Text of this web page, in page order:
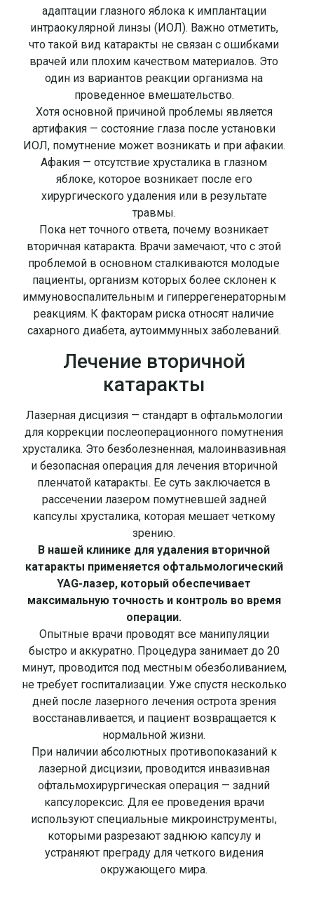
адаптации глазного яблока к имплантации
интраокулярной линзы (ИОЛ). Важно отметить,
что такой вид катаракты не связан с ошибками
врачей или плохим качеством материалов. Это
один из вариантов реакции организма на
проведенное вмешательство.
Хотя основной причиной проблемы является
артифакия — состояние глаза после установки
ИОЛ, помутнение может возникать и при афакии.
Афакия — отсутствие хрусталика в глазном
яблоке, которое возникает после его
хирургического удаления или в результате
травмы.
Пока нет точного ответа, почему возникает
вторичная катаракта. Врачи замечают, что с этой
проблемой в основном сталкиваются молодые
пациенты, организм которых более склонен к
иммуновоспалительным и гиперрегенераторным
реакциям. К факторам риска относят наличие
сахарного диабета, аутоиммунных заболеваний.
Лечение вторичной
катаракты
Лазерная дисцизия — стандарт в офтальмологии
для коррекции послеоперационного помутнения
хрусталика. Это безболезненная, малоинвазивная
и безопасная операция для лечения вторичной
пленчатой катаракты. Ее суть заключается в
рассечении лазером помутневшей задней
капсулы хрусталика, которая мешает четкому
зрению.
В нашей клинике для удаления вторичной
катаракты применяется офтальмологический
YAG-лазер, который обеспечивает
максимальную точность и контроль во время
операции.
Опытные врачи проводят все манипуляции
быстро и аккуратно. Процедура занимает до 20
минут, проводится под местным обезболиванием,
не требует госпитализации. Уже спустя несколько
дней после лазерного лечения острота зрения
восстанавливается, и пациент возвращается к
нормальной жизни.
При наличии абсолютных противопоказаний к
лазерной дисцизии, проводится инвазивная
офтальмохирургическая операция — задний
капсулорексис. Для ее проведения врачи
используют специальные микроинструменты,
которыми разрезают заднюю капсулу и
устраняют преграду для четкого видения
окружающего мира.